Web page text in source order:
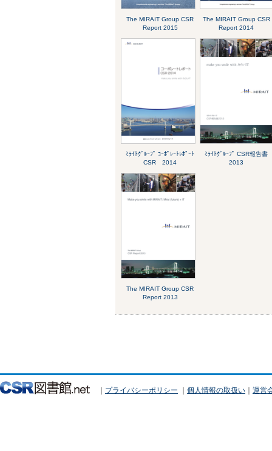
The MIRAIT Group CSR
Report 2015
The MIRAIT Group CSR
Report 2014
ﾐﾗｲﾄｸﾞﾙｰﾌﾟ ｺｰﾎﾟﾚｰﾄﾚﾎﾟｰﾄ
CSR 2014
ﾐﾗｲﾄｸﾞﾙｰﾌﾟ CSR報告書
2013
The MIRAIT Group CSR
Report 2013
｜ プライバシーポリシー ｜ 個人情報の取扱い ｜ 運営